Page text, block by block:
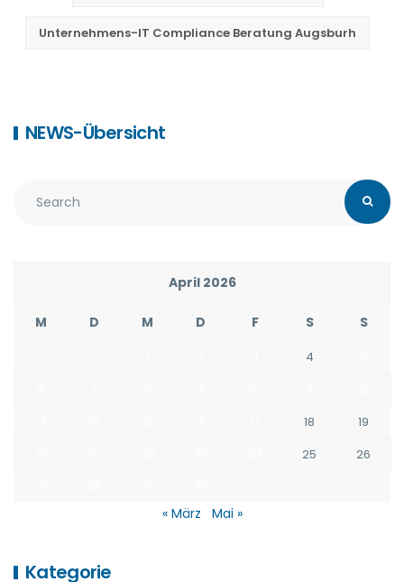
Unternehmens-IT Compliance Beratung Augsburh
NEWS-Übersicht
April 2026
M D M D F S S
4
18
19
25
26
« März Mai »
Kategorie